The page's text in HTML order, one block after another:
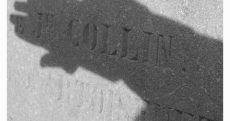
(Au) Nom du père